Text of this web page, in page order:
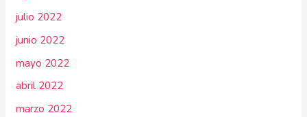
julio 2022
junio 2022
mayo 2022
abril 2022
marzo 2022